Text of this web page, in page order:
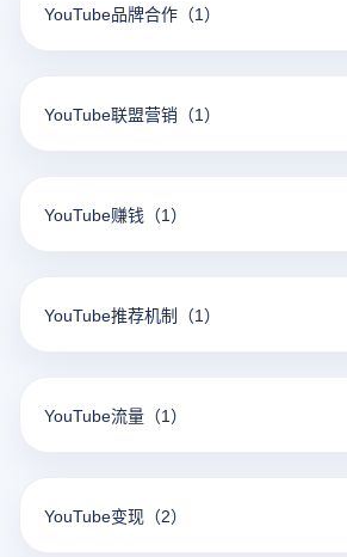
YouTube品牌合作 （1）
YouTube联盟营销 （1）
YouTube赚钱 （1）
YouTube推荐机制 （1）
YouTube流量 （1）
YouTube变现 （2）